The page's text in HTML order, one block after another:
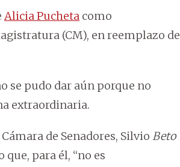
Alicia Pucheta como
(CM), en reemplazo de
se pudo dar aún porque no
extraordinaria.
de Senadores, Silvio Beto
para él, “no es